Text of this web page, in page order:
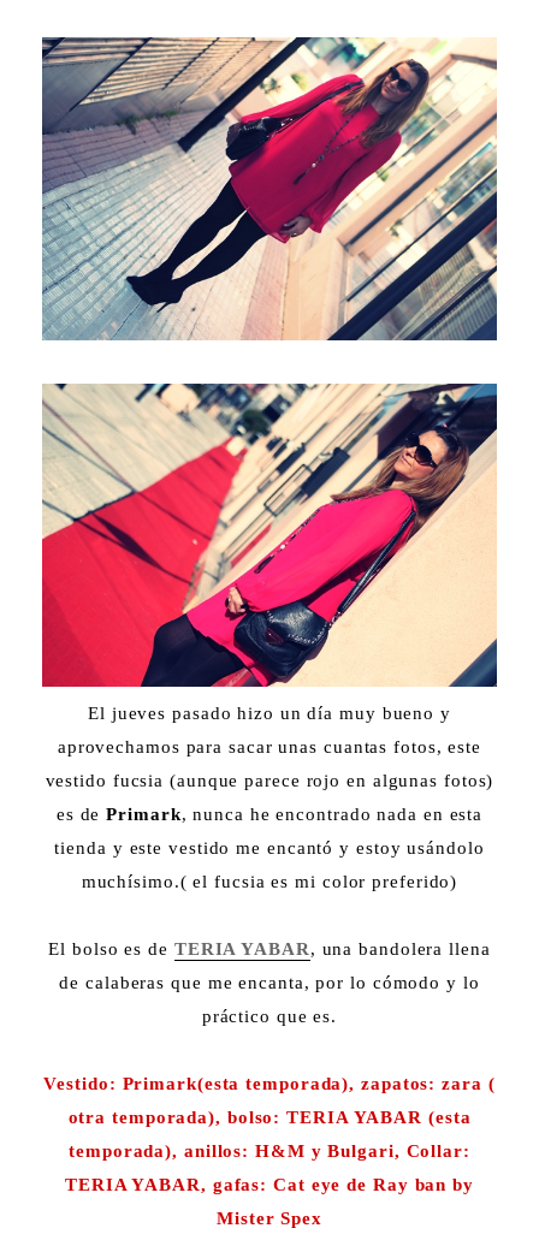
El jueves pasado hizo un día muy bueno y
aprovechamos para sacar unas cuantas fotos, este
vestido fucsia (aunque parece rojo en algunas fotos)
es de Primark, nunca he encontrado nada en esta
tienda y este vestido me encantó y estoy usándolo
muchísimo.( el fucsia es mi color preferido)
El bolso es de TERIA YABAR, una bandolera llena
de calaberas que me encanta, por lo cómodo y lo
práctico que es.
Vestido: Primark(esta temporada), zapatos: zara (
otra temporada), bolso: TERIA YABAR (esta
temporada), anillos: H&M y Bulgari, Collar:
TERIA YABAR, gafas: Cat eye de Ray ban by
Mister Spex